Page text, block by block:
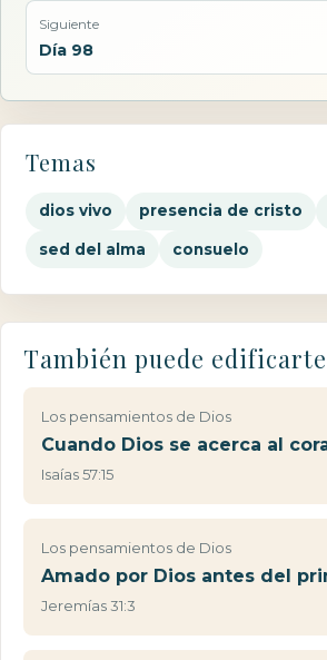
Siguiente
Día 98
Temas
dios vivo presencia de cristo
sed del alma consuelo
También puede edificarte
Los pensamientos de Dios
Cuando Dios se acerca al
Isaías 57:15
Los pensamientos de Dios
Amado por Dios antes del
Jeremías 31:3